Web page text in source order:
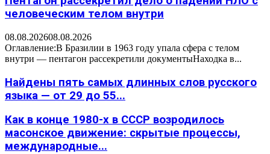
человеческим телом внутри
08.08.202608.08.2026
Оглавление:В Бразилии в 1963 году упала сфера с телом
внутри — пентагон рассекретили документыНаходка в...
Найдены пять самых длинных слов русского
языка — от 29 до 55...
Как в конце 1980-х в СССР возродилось
масонское движение: скрытые процессы,
международные...